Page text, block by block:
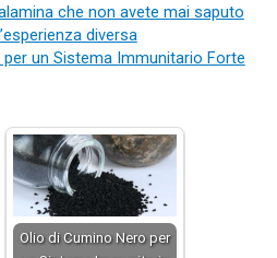
che non avete mai saputo
diversa
per un Sistema Immunitario Forte
Olio di Cumino Nero per